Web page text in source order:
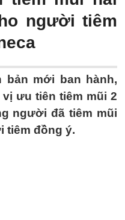
người tiêm
bản mới ban hành,
ưu tiên tiêm mũi 2
người đã tiêm mũi
tiêm đồng ý.